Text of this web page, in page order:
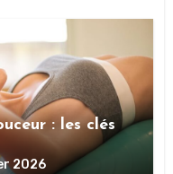
: les clés
2026